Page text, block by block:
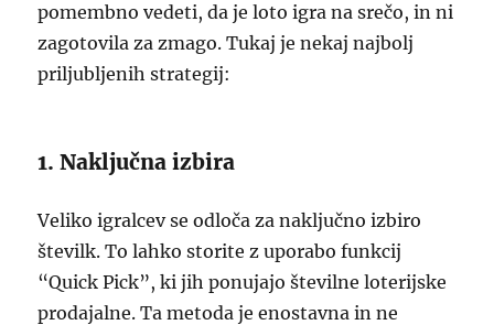
pomembno vedeti, da je loto igra na srečo, in ni
zagotovila za zmago. Tukaj je nekaj najbolj
priljubljenih strategij:
1. Naključna izbira
Veliko igralcev se odloča za naključno izbiro
številk. To lahko storite z uporabo funkcij
“Quick Pick”, ki jih ponujajo številne loterijske
prodajalne. Ta metoda je enostavna in ne